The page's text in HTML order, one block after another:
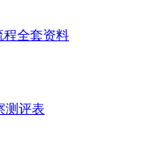
程全套资料
测评表